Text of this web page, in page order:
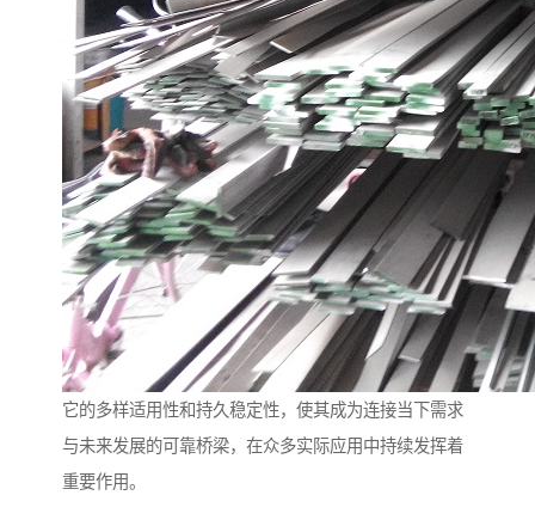
它的多样适用性和持久稳定性，使其成为连接当下需求
与未来发展的可靠桥梁，在众多实际应用中持续发挥着
重要作用。